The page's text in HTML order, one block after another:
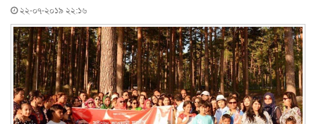
২২-০৭-২০১৯ ২২:১৬